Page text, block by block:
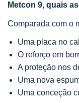
Metcon 9, quais
Comparada com o
Uma placa no
O reforço em
A proteção nos
Uma nova
Uma conceção